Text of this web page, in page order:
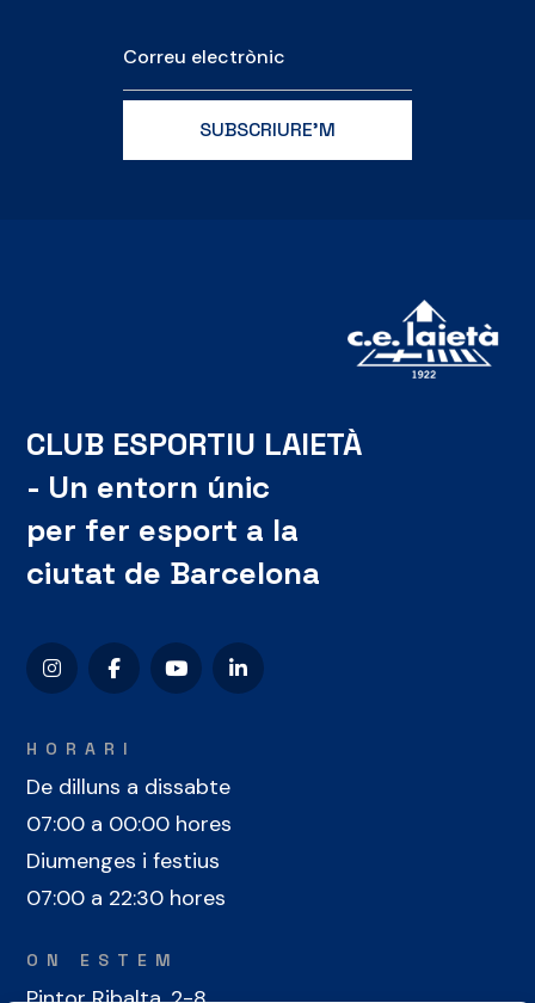
CLUB ESPORTIU LAIETÀ
- Un entorn únic
per fer esport a la
ciutat de Barcelona
HORARI
De dilluns a dissabte
07:00 a 00:00 hores
Diumenges i festius
07:00 a 22:30 hores
ON ESTEM